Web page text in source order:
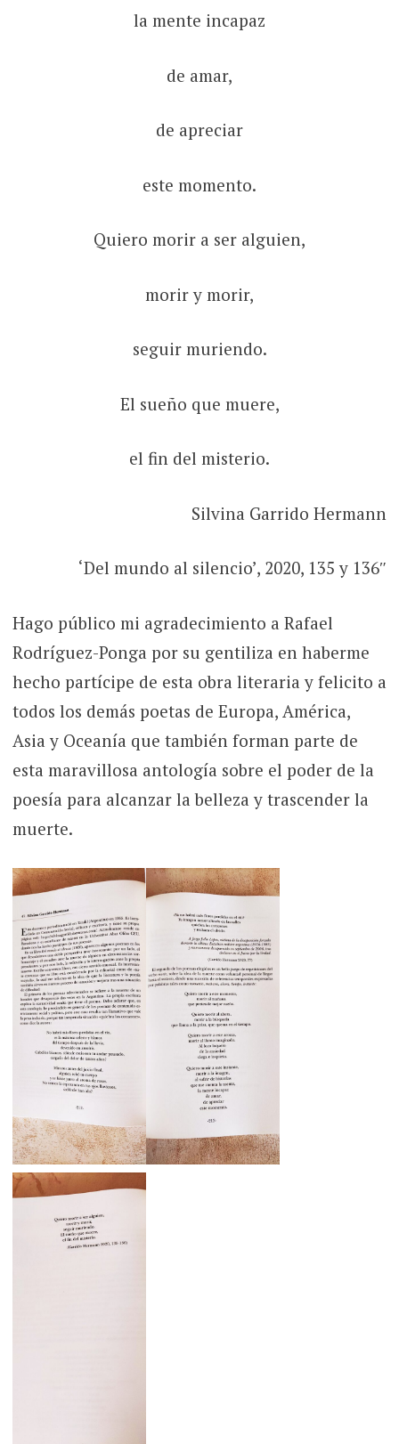
la mente incapaz
de amar,
de apreciar
este momento.
Quiero morir a ser alguien,
morir y morir,
seguir muriendo.
El sueño que muere,
el fin del misterio.
Silvina Garrido Hermann
‘Del mundo al silencio’, 2020, 135 y 136″
Hago público mi agradecimiento a Rafael
Rodríguez-Ponga por su gentiliza en haberme
hecho partícipe de esta obra literaria y felicito a
todos los demás poetas de Europa, América,
Asia y Oceanía que también forman parte de
esta maravillosa antología sobre el poder de la
poesía para alcanzar la belleza y trascender la
muerte.